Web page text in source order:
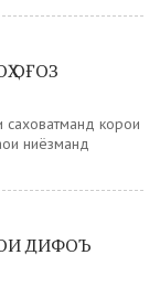
ОҒОЗ
корҳои
ниёзманд
ДИФОЪ